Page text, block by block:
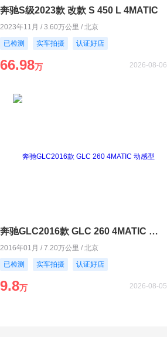
奔驰S级2023款 改款 S 450 L 4MATIC
2023年11月 / 3.60万公里 / 北京
已检测
实车拍摄 认证好店
66.98万 2026-08-06
奔驰GLC2016款 GLC 260 4MATIC 动感型
2016年01月 / 7.20万公里 / 北京
已检测
实车拍摄 认证好店
9.8万 2026-08-05